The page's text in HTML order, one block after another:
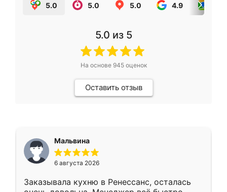
5.0 5.0 5.0 4.9
5.0 из 5
На основе 945оценок
Оставить отзыв
Мальвина
6 августа 2026
Заказывала кухню в Ренессанс, осталась